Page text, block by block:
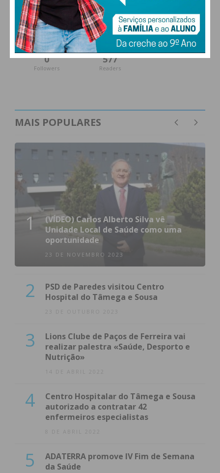
27,0k
Fans Followers
1,2k
Subscribers
0
Followers
577
Readers
MAIS POPULARES
1
(VÍDEO) Carlos Alberto Silva vê
Unidade Local de Saúde como uma
oportunidade
23 DE NOVEMBRO 2023
2
PSD de Paredes visitou Centro
Hospital do Tâmega e Sousa
23 DE OUTUBRO 2023
3
Lions Clube de Paços de Ferreira vai
realizar palestra «Saúde, Desporto e
Nutrição»
14 DE ABRIL 2022
4
Centro Hospitalar do Tâmega e Sousa
autorizado a contratar 42
enfermeiros especialistas
8 DE ABRIL 2022
5
ADATERRA promove IV Fim de Semana
da Saúde